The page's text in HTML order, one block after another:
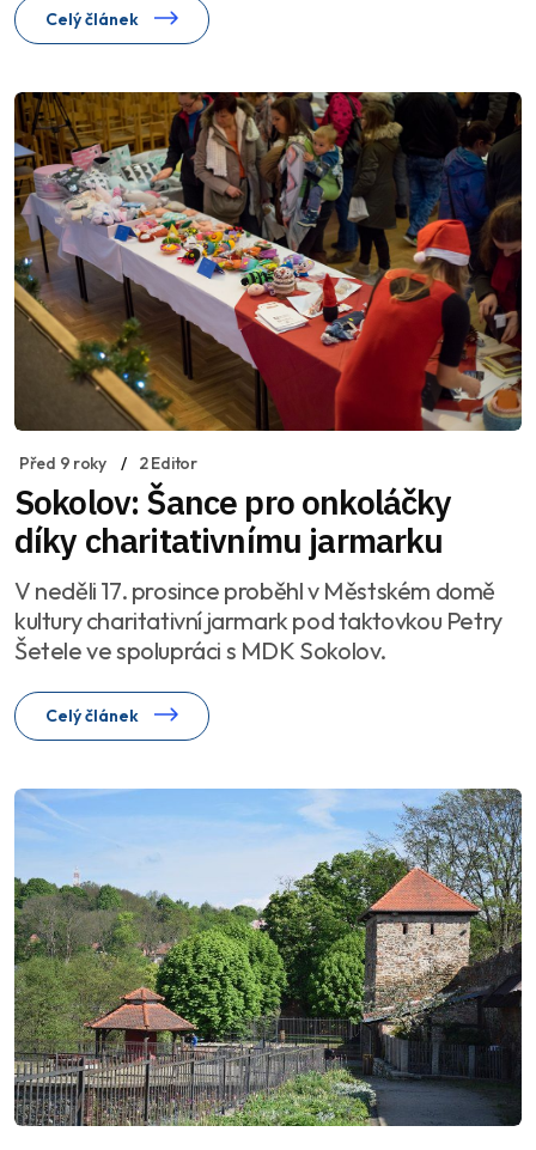
Celý článek
Před 9 roky 2 Editor
Sokolov: Šance pro onkoláčky
díky charitativnímu jarmarku
V neděli 17. prosince proběhl v Městském domě
kultury charitativní jarmark pod taktovkou Petry
Šetele ve spolupráci s MDK Sokolov.
Celý článek